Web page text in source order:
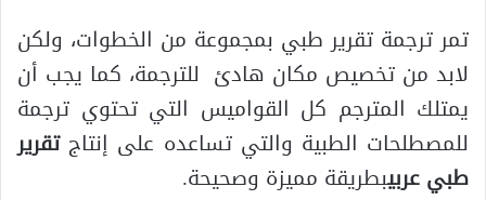
تمر ترجمة تقرير طبي بمجموعة من الخطوات، ولكن
لابد من تخصيص مكان هادئ للترجمة، كما يجب أن
يمتلك المترجم كل القواميس التي تحتوي ترجمة
للمصطلحات الطبية والتي تساعده على إنتاجتقرير
طبي عربيبطريقة مميزة وصحيحة.